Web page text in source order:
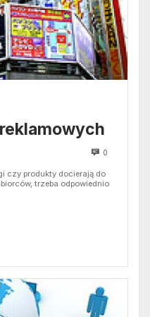
0
czy produkty docierają do
trzeba odpowiednio